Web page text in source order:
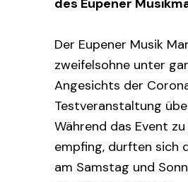
des Eupener
Der Eupener Musik
zweifelsohne unter
Angesichts der
Testveranstaltung
Während das Event
empfing, durften sich
am Samstag und